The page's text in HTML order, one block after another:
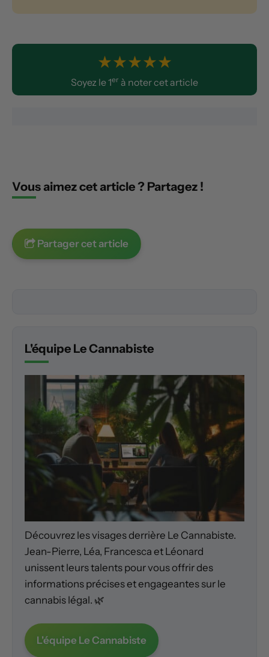
★★★★★
Soyez le 1er à noter cet article
Vous aimez cet article ? Partagez !
Partager cet article
L'équipe Le Cannabiste
Découvrez les visages derrière Le Cannabiste.
Jean-Pierre, Léa, Francesca et Léonard
unissent leurs talents pour vous offrir des
informations précises et engageantes sur le
cannabis légal. 🌿
L'équipe Le Cannabiste